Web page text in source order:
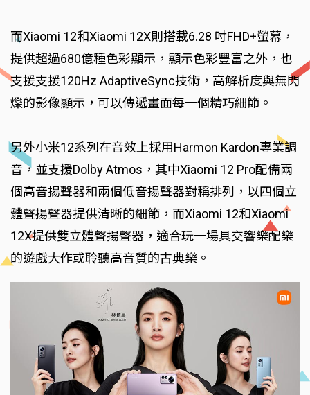
而Xiaomi 12和Xiaomi 12X則搭載6.28 吋FHD+螢幕，
提供超過680億種色彩顯示，顯示色彩豐富之外，也
支援支援120Hz AdaptiveSync技術，高解析度與無閃
爍的影像顯示，可以傳遞畫面每一個精巧細節。
另外小米12系列在音效上採用Harmon Kardon專業調
音，並支援Dolby Atmos，其中Xiaomi 12 Pro配備兩
個高音揚聲器和兩個低音揚聲器對稱排列，以四個立
體聲揚聲器提供清晰的細節，而Xiaomi 12和Xiaomi
12X提供雙立體聲揚聲器，適合玩一場具交響樂配樂
的遊戲大作或聆聽高音質的古典樂。